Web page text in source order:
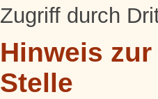
Zugriff durch
Hinweis
Stelle